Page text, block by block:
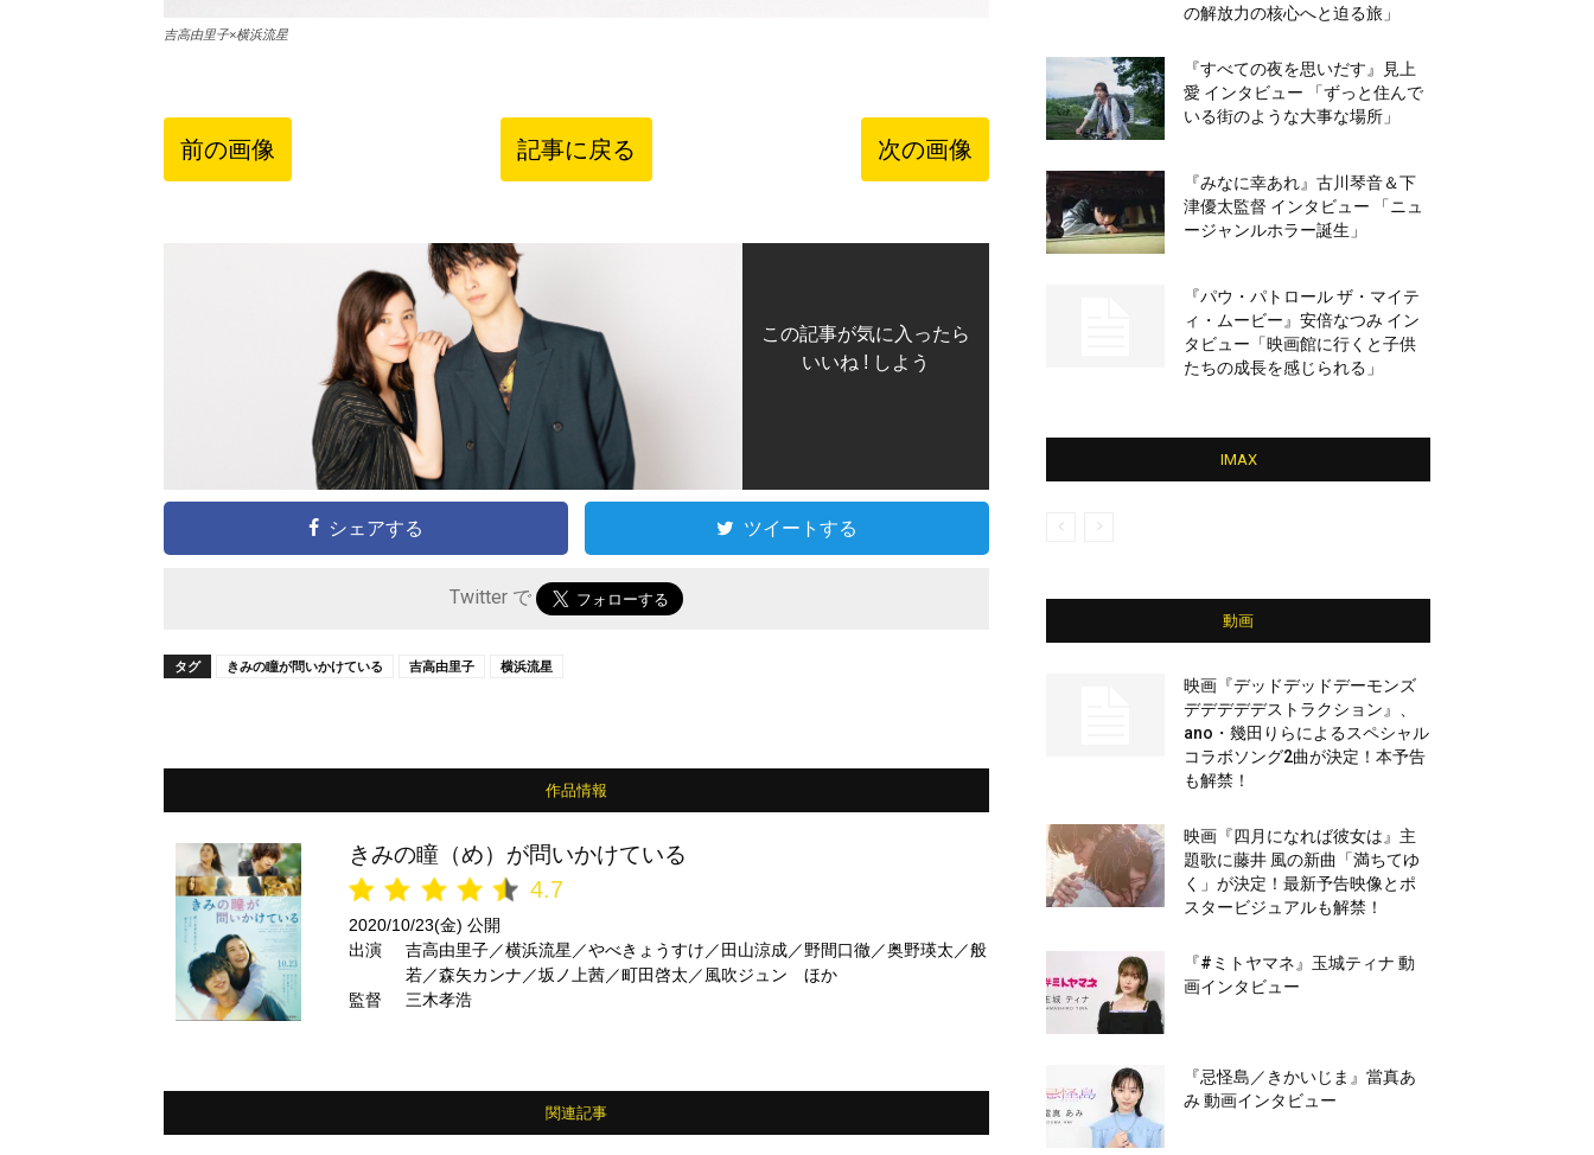
吉高由里子×横浜流星
前の画像 記事に戻る 次の画像
この記事が気に入ったら
いいね ! しよう
シェアする ツイートする
Twitter で
タグ きみの瞳が問いかけている 吉高由里子 横浜流星
作品情報
きみの瞳（め）が問いかけている
4.7
2020/10/23(金) 公開
出演
吉高由里子／横浜流星／やべきょうすけ／田山涼成／野間口徹／奥野瑛太／般
若／森矢カンナ／坂ノ上茜／町田啓太／風吹ジュン ほか
監督
三木孝浩
関連記事
の解放力の核心へと迫る旅」
『すべての夜を思いだす』見上
愛 インタビュー 「ずっと住んで
いる街のような大事な場所」
『みなに幸あれ』古川琴音＆下
津優太監督 インタビュー 「ニュ
ージャンルホラー誕生」
『パウ・パトロール ザ・マイテ
ィ・ムービー』安倍なつみ イン
タビュー「映画館に行くと子供
たちの成長を感じられる」
IMAX
動画
映画『デッドデッドデーモンズ
デデデデデストラクション』、
ano・幾田りらによるスペシャル
コラボソング2曲が決定！本予告
も解禁！
映画『四月になれば彼女は』主
題歌に藤井 風の新曲「満ちてゆ
く」が決定！最新予告映像とポ
スタービジュアルも解禁！
『#ミトヤマネ』玉城ティナ 動
画インタビュー
『忌怪島／きかいじま』當真あ
み 動画インタビュー